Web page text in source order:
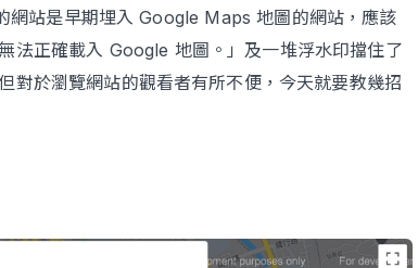
網站是早期埋入 Google Maps 地圖的網站，應該
法正確載入 Google 地圖。」及一堆浮水印擋住了
對於瀏覽網站的觀看者有所不便，今天就要教幾招